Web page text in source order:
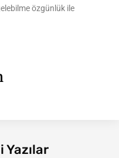
özgünlük ile
Yazılar